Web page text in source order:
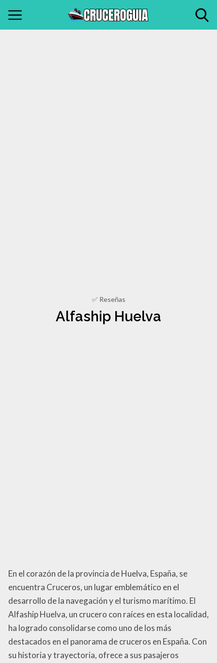
✅ Reseñas
Alfaship Huelva
En el corazón de la provincia de Huelva, España, se
encuentra Cruceros, un lugar emblemático en el
desarrollo de la navegación y el turismo marítimo. El
Alfaship Huelva, un crucero con raíces en esta localidad,
ha logrado consolidarse como uno de los más
destacados en el panorama de cruceros en España. Con
su historia y trayectoria, ofrece a sus pasajeros